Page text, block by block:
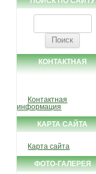
КОНТАКТНАЯ
Контактная
информация
КАРТА САЙТА
Карта сайта
ФОТО-ГАЛЕРЕЯ